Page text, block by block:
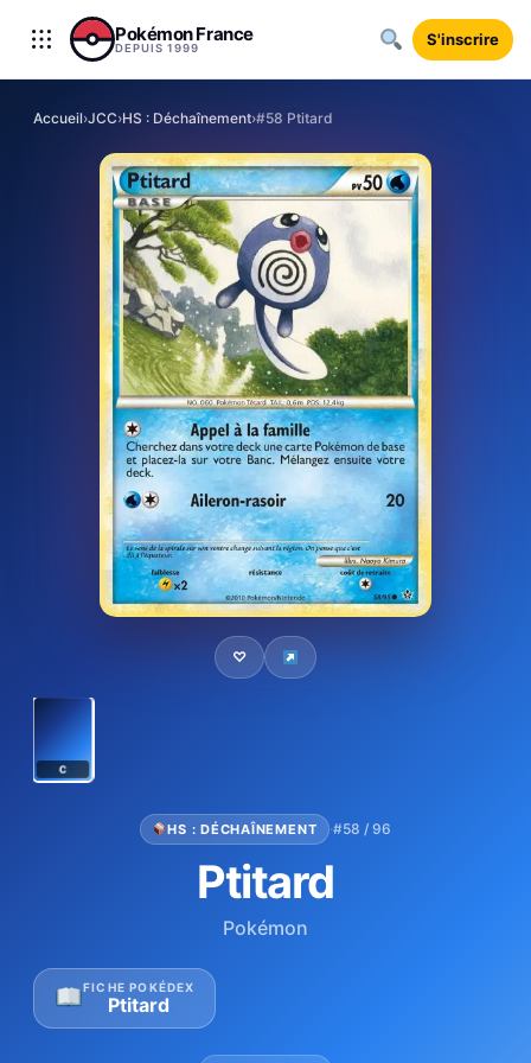
Aller au contenu
Pokémon France
DEPUIS 1999 S'inscrire
Accueil›JCC›HS : Déchaînement›#58 Ptitard
♡
C
HS : DÉCHAÎNEMENT ·#58 / 96
Ptitard
Pokémon
FICHE POKÉDEX
Ptitard